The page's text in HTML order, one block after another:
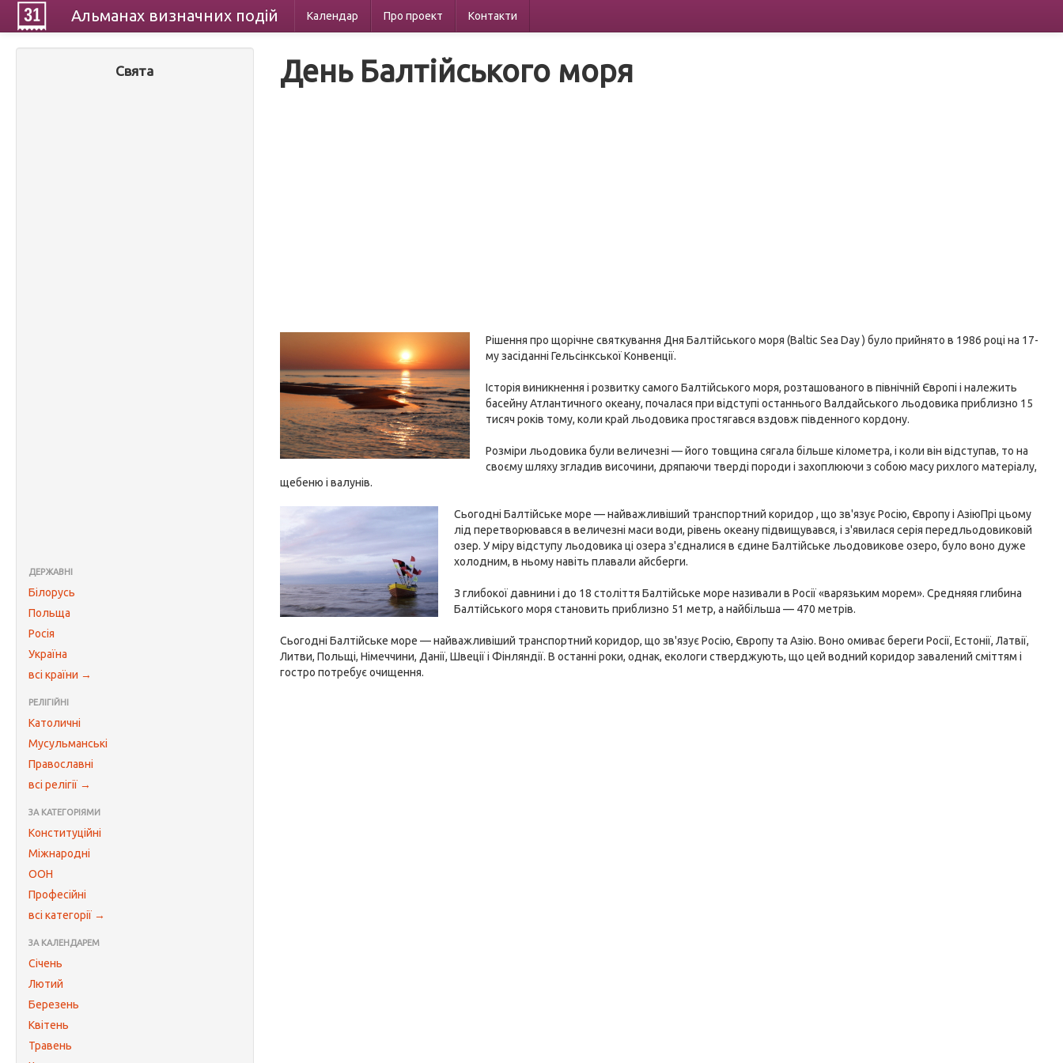
Альманах визначних подій Календар Про проект Контакти
Свята
ДЕРЖАВНІ
Білорусь
Польща
Росія
Україна
всі країни →
РЕЛІГІЙНІ
Католичні
Мусульманські
Православні
всі релігії →
ЗА КАТЕГОРІЯМИ
Конституційні
Міжнародні
ООН
Професійні
всі категорії →
ЗА КАЛЕНДАРЕМ
Січень
Лютий
Березень
Квітень
Травень
День Балтійського моря
Рішення про щорічне святкування Дня Балтійського моря (Baltic Sea Day ) було прийнято в 1986 році на 17-
му засіданні Гельсінкської Конвенції.
Історія виникнення і розвитку самого Балтійського моря, розташованого в північній Європі і належить
басейну Атлантичного океану, почалася при відступі останнього Валдайського льодовика приблизно 15
тисяч років тому, коли край льодовика простягався вздовж південного кордону.
Розміри льодовика були величезні — його товщина сягала більше кілометра, і коли він відступав, то на
своєму шляху згладив височини, дряпаючи тверді породи і захоплюючи з собою масу рихлого матеріалу,
щебеню і валунів.
Сьогодні Балтійське море — найважливіший транспортний коридор , що зв'язує Росію, Європу і АзіюПрі цьому
лід перетворювався в величезні маси води, рівень океану підвищувався, і з'явилася серія передльодовиковій
озер. У міру відступу льодовика ці озера з'єдналися в єдине Балтійське льодовикове озеро, було воно дуже
холодним, в ньому навіть плавали айсберги.
З глибокої давнини і до 18 століття Балтійське море називали в Росії «варязьким морем». Средняяя глибина
Балтійського моря становить приблизно 51 метр, а найбільша — 470 метрів.
Сьогодні Балтійське море — найважливіший транспортний коридор, що зв'язує Росію, Європу та Азію. Воно омиває береги Росії, Естонії, Латвії,
Литви, Польщі, Німеччини, Данії, Швеції і Фінляндії. В останні роки, однак, екологи стверджують, що цей водний коридор завалений сміттям і
гостро потребує очищення.